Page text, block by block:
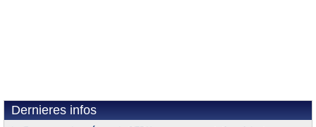
Dernieres infos